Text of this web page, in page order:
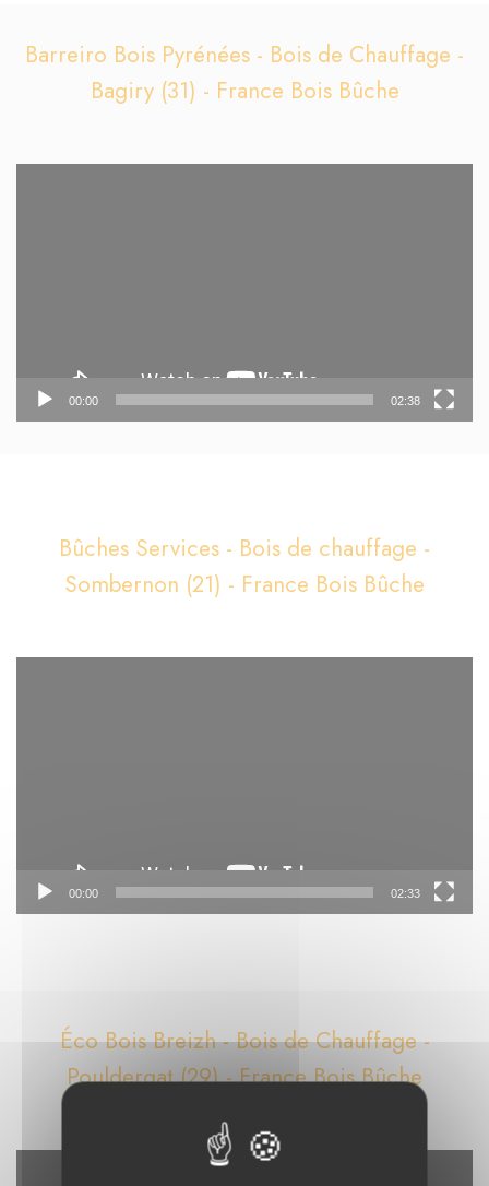
Barreiro Bois Pyrénées - Bois de Chauffage -
Bagiry (31) - France Bois Bûche
00:00 02:38
Bûches Services - Bois de chauffage -
Sombernon (21) - France Bois Bûche
00:00 02:33
Éco Bois Breizh - Bois de Chauffage -
Pouldergat (29) - France Bois Bûche